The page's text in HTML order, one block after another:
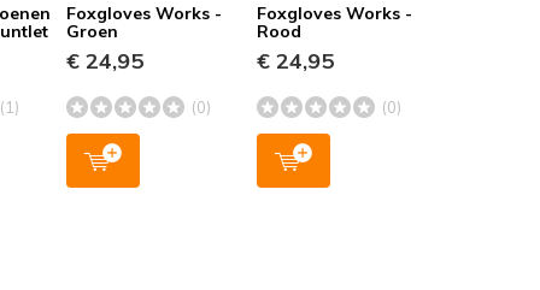
(1)
Foxgloves Works -
Groen
€ 24,95
(0)
Foxgloves Works -
Rood
€ 24,95
(0)